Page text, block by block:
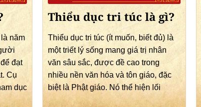
năm
đạt
Cụ
dục
Thiểu dục tri túc là gì?
Thiểu dục tri túc (ít muốn, biết đủ) là
một triết lý sống mang giá trị nhân
văn sâu sắc, được đề cao trong
nhiều nền văn hóa và tôn giáo, đặc
biệt là Phật giáo. Nó thể hiện lối